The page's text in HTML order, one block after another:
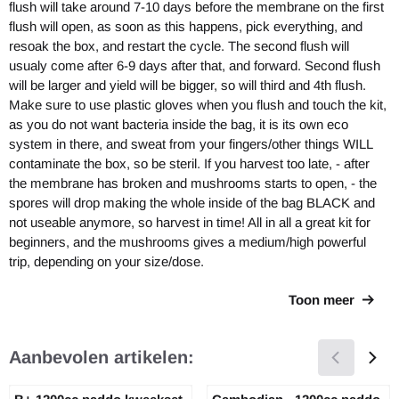
flush will take around 7-10 days before the membrane on the first
flush will open, as soon as this happens, pick everything, and
resoak the box, and restart the cycle. The second flush will
usualy come after 6-9 days after that, and forward. Second flush
will be larger and yield will be bigger, so will third and 4th flush.
Make sure to use plastic gloves when you flush and touch the kit,
as you do not want bacteria inside the bag, it is its own eco
system in there, and sweat from your fingers/other things WILL
contaminate the box, so be steril. If you harvest too late, - after
the membrane has broken and mushrooms starts to open, - the
spores will drop making the whole inside of the bag BLACK and
not useable anymore, so harvest in time! All in all a great kit for
beginners, and the mushrooms gives a medium/high powerful
trip, depending on your size/dose.
Toon meer
Aanbevolen artikelen: